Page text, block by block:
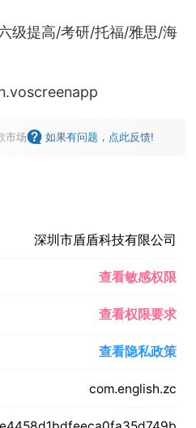
级提高/考研/托福/雅思/海
市场 如果有问题，点此反馈!
深圳市盾盾科技有限公司
查看敏感权限
查看权限要求
查看隐私政策
com.english.zc